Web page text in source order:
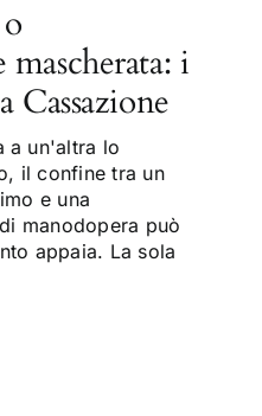
i
Cassazione
a un'altra lo
il confine tra un
e una
manodopera può
appaia. La sola